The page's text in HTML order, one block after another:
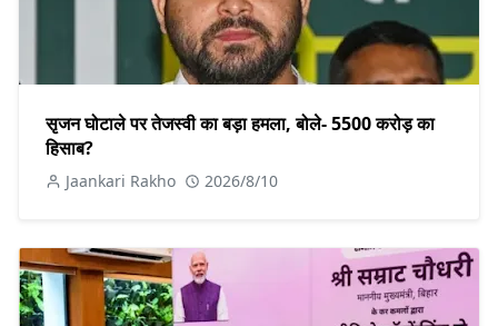
सृजन घोटाले पर तेजस्वी का बड़ा हमला, बोले- 5500 करोड़ का
हिसाब?
Jaankari Rakho 2026/8/10